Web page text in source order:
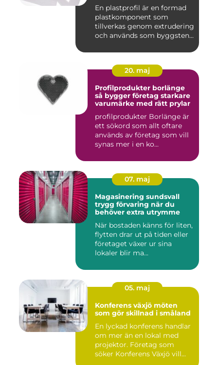
En plastprofil är en formad
plastkomponent som
tillverkas genom extrudering
och används som byggsten...
20. maj
Profilprodukter borlänge
så bygger företag starkare
varumärke med rätt prylar
profilprodukter Borlänge är
ett sökord som allt oftare
används av företag som vill
synas mer i en ko...
07. maj
Magasinering sundsvall
trygg förvaring när du
behöver extra utrymme
När bostaden känns för liten,
flytten drar ut på tiden eller
företaget växer ur sina
lokaler blir ma...
05. maj
Konferens växjö möten
som gör skillnad i småland
En lyckad konferens handlar
om mer än en lokal med
projektor. Företag som
söker Konferens Växjö vill...